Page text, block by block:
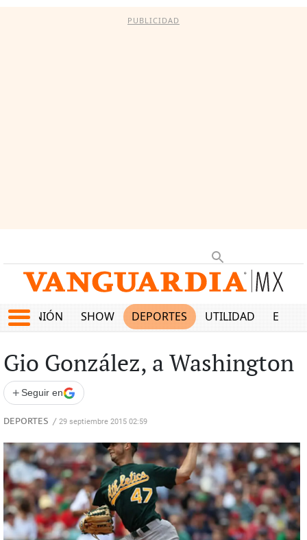
PUBLICIDAD
OPINIÓN SHOW DEPORTES UTILIDAD
Gio González, a Washington
+ Seguir en
DEPORTES / 29 septiembre 2015 02:59